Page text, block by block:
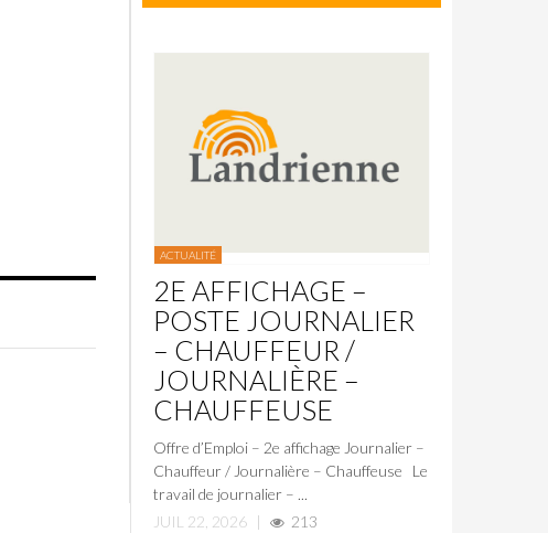
ACTUALITÉ
2E AFFICHAGE –
POSTE JOURNALIER
– CHAUFFEUR /
JOURNALIÈRE –
CHAUFFEUSE
Offre d’Emploi – 2e affichage Journalier –
Chauffeur / Journalière – Chauffeuse Le
travail de journalier – ...
JUIL 22, 2026
213